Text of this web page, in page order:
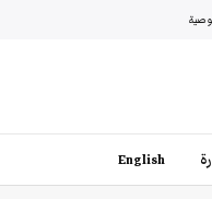
English